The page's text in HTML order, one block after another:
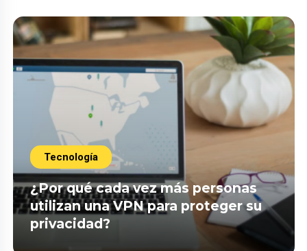
Tecnología
¿Por qué cada vez más personas
utilizan una VPN para proteger su
privacidad?